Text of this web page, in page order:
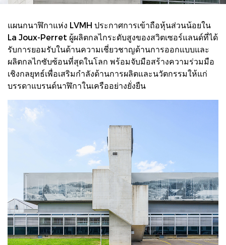
แผนกนาฬิกาแห่ง LVMH ประกาศการเข้าถือหุ้นส่วนน้อยใน
La Joux-Perret ผู้ผลิตกลไกระดับสูงของสวิตเซอร์แลนด์ที่ได้
รับการยอมรับในด้านความเชี่ยวชาญด้านการออกแบบและ
ผลิตกลไกซับซ้อนที่สุดในโลก พร้อมจับมือสร้างความร่วมมือ
เชิงกลยุทธ์เพื่อเสริมกำลังด้านการผลิตและนวัตกรรมให้แก่
บรรดาแบรนด์นาฬิกาในเครืออย่างยั่งยืน